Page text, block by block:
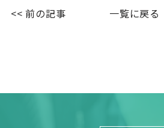
<< 前の記事 一覧に戻る